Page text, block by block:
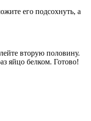
его подсохнуть, а
вторую половину.
яйцо белком. Готово!